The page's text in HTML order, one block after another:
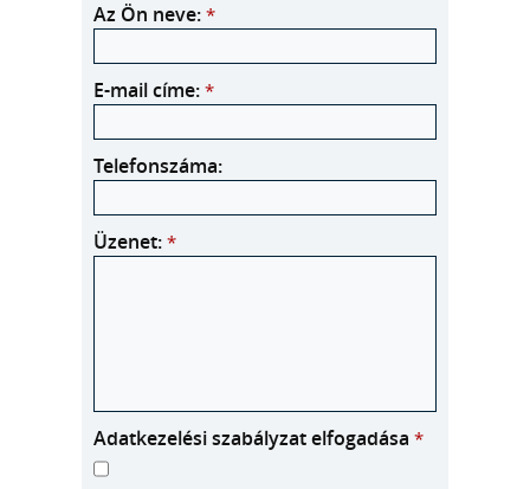
Az Ön neve: *
E-mail címe: *
Telefonszáma:
Üzenet: *
Adatkezelési szabályzat elfogadása *